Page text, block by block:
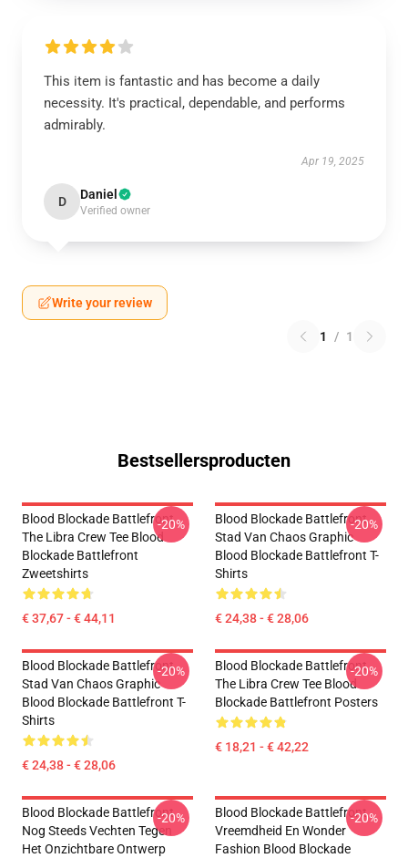
This item is fantastic and has become a daily
necessity. It's practical, dependable, and performs
admirably.
Apr 19, 2025
D Daniel
Verified owner
Write your review
1 / 1
Bestsellersproducten
Blood Blockade Battlefront
The Libra Crew Tee Blood
Blockade Battlefront
Zweetshirts
€ 37,67 - € 44,11
-20%
Blood Blockade Battlefront
Stad Van Chaos Graphic
Blood Blockade Battlefront T-
Shirts
€ 24,38 - € 28,06
-20%
Blood Blockade Battlefront
Stad Van Chaos Graphic
Blood Blockade Battlefront T-
Shirts
€ 24,38 - € 28,06
-20%
Blood Blockade Battlefront
The Libra Crew Tee Blood
Blockade Battlefront Posters
€ 18,21 - € 42,22
-20%
Blood Blockade Battlefront
Nog Steeds Vechten Tegen
Het Onzichtbare Ontwerp
-20%
Blood Blockade Battlefront
Vreemdheid En Wonder
Fashion Blood Blockade
-20%